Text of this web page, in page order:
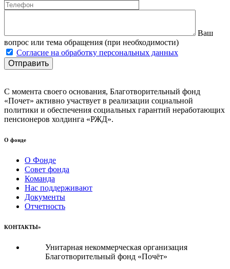
Ваш
вопрос или тема обращения (при необходимости)
Согласие на обработку персональных данных
С момента своего основания, Благотворительный фонд
«Почет» активно участвует в реализации социальной
политики и обеспечения социальных гарантий неработающих
пенсионеров холдинга «РЖД».
О фонде
О Фонде
Совет фонда
Команда
Нас поддерживают
Документы
Отчетность
КОНТАКТЫ»
Унитарная некоммерческая организация
Благотворительный фонд «Почёт»